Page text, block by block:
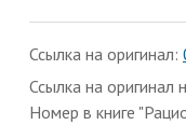
Ссылка на оригинал:
Ссылка на оригинал
Номер в книге